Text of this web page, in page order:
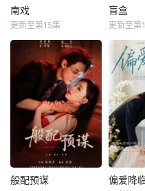
南戏
更新至第15集
盲盒
更新至第
般配预谋 偏爱降